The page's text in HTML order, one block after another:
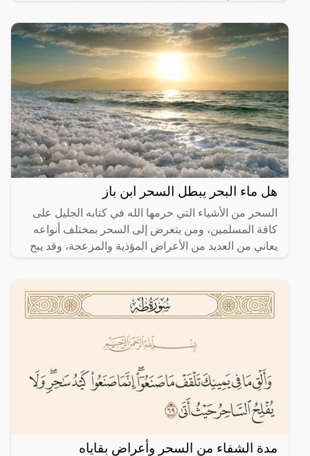
وتفسيرات مختلفة.
هل ماء البحر يبطل السحر ابن باز
السحر من الأشياء التي حرمها الله في كتابه الجليل على
كافة المسلمين، ومن يتعرض إلى السحر بمختلف أنواعه
يعاني من العديد من الأعراض المؤذية والمزعجة، وقد يبح
مدة الشفاء من السحر وأعراض بقاياه